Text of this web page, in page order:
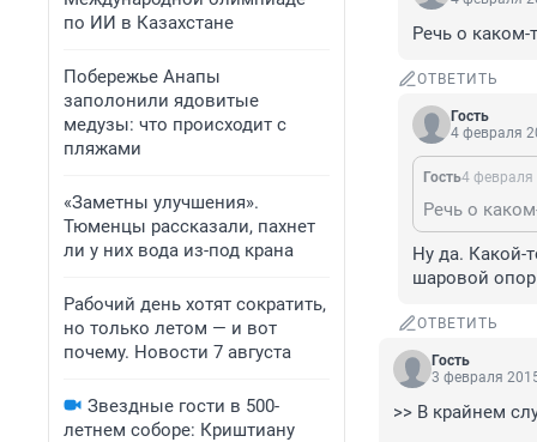
по ИИ в Казахстане
Побережье Анапы
заполонили ядовитые
медузы: что происходит с
пляжами
«Заметны улучшения».
Тюменцы рассказали, пахнет
ли у них вода из-под крана
Рабочий день хотят сократить,
но только летом — и вот
почему. Новости 7 августа
Звездные гости в 500-
летнем соборе: Криштиану
Речь о каком-
ОТВЕТИТЬ
Гость
4 февраля
Гость4 февраля
Речь о
Ну да. Какой-
шаровой
ОТВЕТИТЬ
Гость
3 февраля
>> В крайнем